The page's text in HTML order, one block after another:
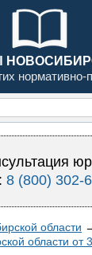
8 (800) 302-
области
области от